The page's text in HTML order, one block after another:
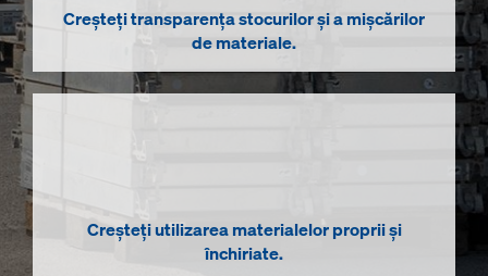
Creșteți transparența stocurilor și a mișcărilor
de materiale.
Creșteți utilizarea materialelor proprii și
închiriate.